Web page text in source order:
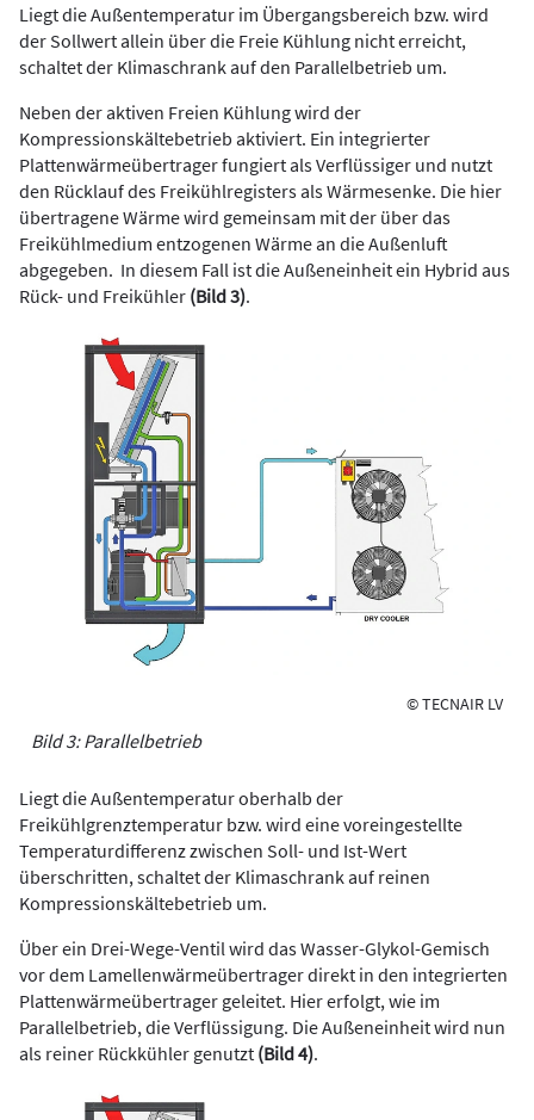
Liegt die Außentemperatur im Übergangsbereich bzw. wird
der Sollwert allein über die Freie Kühlung nicht erreicht,
schaltet der Klimaschrank auf den Parallelbetrieb um.
Neben der aktiven Freien Kühlung wird der
Kompressionskältebetrieb aktiviert. Ein integrierter
Plattenwärmeübertrager fungiert als Verflüssiger und nutzt
den Rücklauf des Freikühlregisters als Wärmesenke. Die hier
übertragene Wärme wird gemeinsam mit der über das
Freikühlmedium entzogenen Wärme an die Außenluft
abgegeben. In diesem Fall ist die Außeneinheit ein Hybrid aus
Rück- und Freikühler (Bild 3).
© TECNAIR LV
Bild 3: Parallelbetrieb
Liegt die Außentemperatur oberhalb der
Freikühlgrenztemperatur bzw. wird eine voreingestellte
Temperaturdifferenz zwischen Soll- und Ist-Wert
überschritten, schaltet der Klimaschrank auf reinen
Kompressionskältebetrieb um.
Über ein Drei-Wege-Ventil wird das Wasser-Glykol-Gemisch
vor dem Lamellenwärmeübertrager direkt in den integrierten
Plattenwärmeübertrager geleitet. Hier erfolgt, wie im
Parallelbetrieb, die Verflüssigung. Die Außeneinheit wird nun
als reiner Rückkühler genutzt (Bild 4).